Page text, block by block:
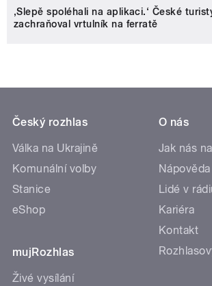
‚Slepě spoléhali na aplikaci.‘ České
zachraňoval vrtulník na ferratě
Český rozhlas
Válka na Ukrajině
Komunální volby
Stanice
eShop
mujRozhlas
Živé vysílání
O nás
Jak nás
Nápověda
Lidé v
Kariéra
Kontakt